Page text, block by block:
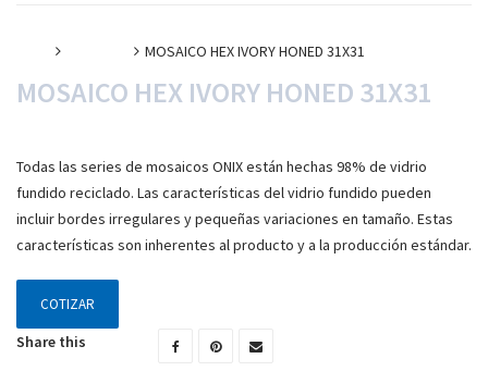
MOSAICO HEX IVORY HONED 31X31
MOSAICO HEX IVORY HONED 31X31
Todas las series de mosaicos ONIX están hechas 98% de vidrio
fundido reciclado. Las características del vidrio fundido pueden
incluir bordes irregulares y pequeñas variaciones en tamaño. Estas
características son inherentes al producto y a la producción estándar.
COTIZAR
Share this